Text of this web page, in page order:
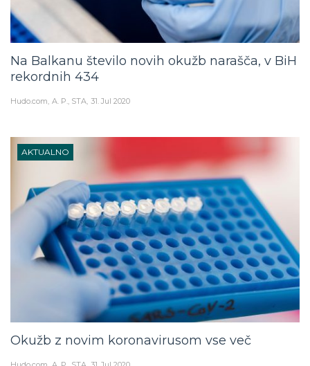
Na Balkanu število novih okužb narašča, v BiH
rekordnih 434
Hudo.com A. P., STA 31. Jul 2020
AKTUALNO
Okužb z novim koronavirusom vse več